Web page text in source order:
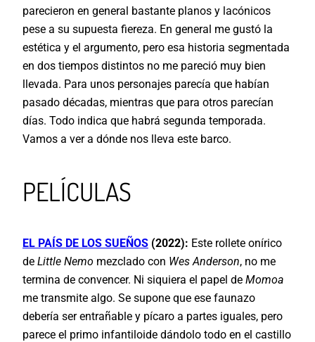
parecieron en general bastante planos y lacónicos
pese a su supuesta fiereza. En general me gustó la
estética y el argumento, pero esa historia segmentada
en dos tiempos distintos no me pareció muy bien
llevada. Para unos personajes parecía que habían
pasado décadas, mientras que para otros parecían
días. Todo indica que habrá segunda temporada.
Vamos a ver a dónde nos lleva este barco.
PELÍCULAS
EL PAÍS DE LOS SUEÑOS (2022): Este rollete onírico
de Little Nemo mezclado con Wes Anderson, no me
termina de convencer. Ni siquiera el papel de Momoa
me transmite algo. Se supone que ese faunazo
debería ser entrañable y pícaro a partes iguales, pero
parece el primo infantiloide dándolo todo en el castillo